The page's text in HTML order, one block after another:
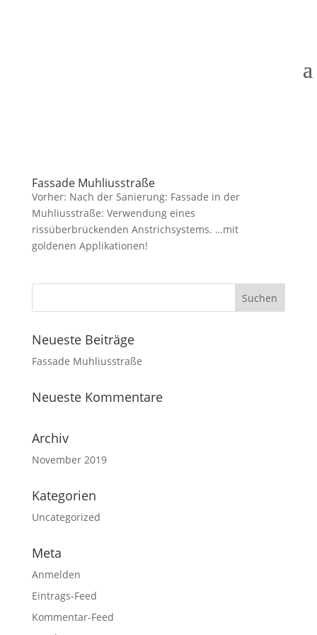
Fassade Muhliusstraße
Vorher: Nach der Sanierung: Fassade in der
Muhliusstraße: Verwendung eines
rissüberbrückenden Anstrichsystems. …mit
goldenen Applikationen!
Neueste Beiträge
Fassade Muhliusstraße
Neueste Kommentare
Archiv
November 2019
Kategorien
Uncategorized
Meta
Anmelden
Eintrags-Feed
Kommentar-Feed